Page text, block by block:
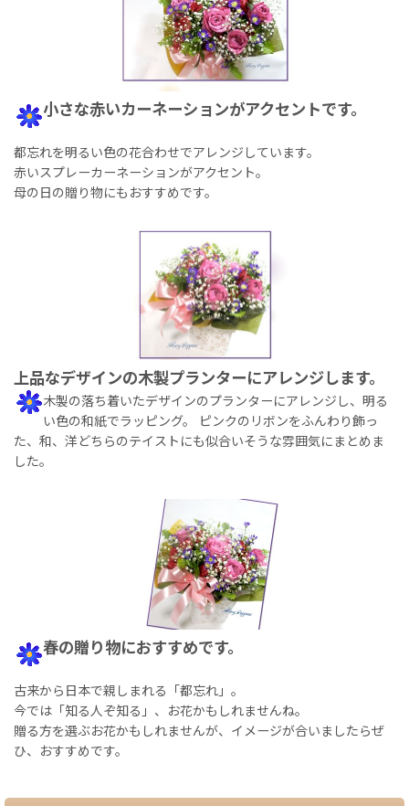
小さな赤いカーネーションがアクセントです。
都忘れを明るい色の花合わせでアレンジしています。
赤いスプレーカーネーションがアクセント。
母の日の贈り物にもおすすめです。
上品なデザインの木製プランターにアレンジします。
木製の落ち着いたデザインのプランターにアレンジし、明る
い色の和紙でラッピング。 ピンクのリボンをふんわり飾っ
た、和、洋どちらのテイストにも似合いそうな雰囲気にまとめま
した。
春の贈り物におすすめです。
古来から日本で親しまれる「都忘れ」。
今では「知る人ぞ知る」、お花かもしれませんね。
贈る方を選ぶお花かもしれませんが、イメージが合いましたらぜ
ひ、おすすめです。